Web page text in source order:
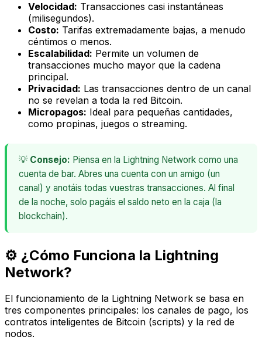
Velocidad: Transacciones casi instantáneas
(milisegundos).
Costo: Tarifas extremadamente bajas, a menudo
céntimos o menos.
Escalabilidad: Permite un volumen de
transacciones mucho mayor que la cadena
principal.
Privacidad: Las transacciones dentro de un canal
no se revelan a toda la red Bitcoin.
Micropagos: Ideal para pequeñas cantidades,
como propinas, juegos o streaming.
💡 Consejo: Piensa en la Lightning Network como una
cuenta de bar. Abres una cuenta con un amigo (un
canal) y anotáis todas vuestras transacciones. Al final
de la noche, solo pagáis el saldo neto en la caja (la
blockchain).
⚙️ ¿Cómo Funciona la Lightning
Network?
El funcionamiento de la Lightning Network se basa en
tres componentes principales: los canales de pago, los
contratos inteligentes de Bitcoin (scripts) y la red de
nodos.